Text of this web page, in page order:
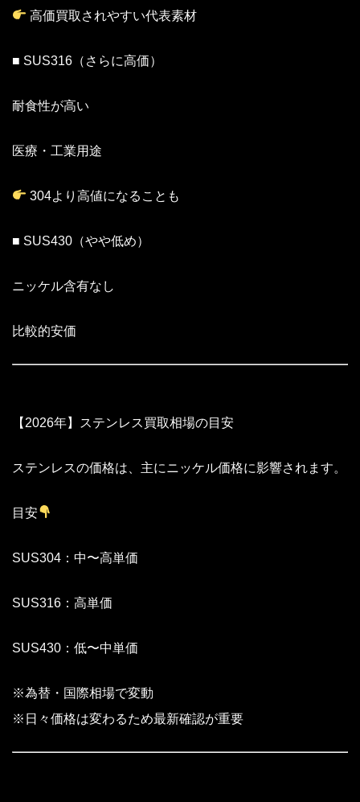
高価買取されやすい代表素材
■ SUS316（さらに高価）
耐食性が高い
医療・工業用途
304より高値になることも
■ SUS430（やや低め）
ニッケル含有なし
比較的安価
【2026年】ステンレス買取相場の目安
ステンレスの価格は、主にニッケル価格に影響されます。
目安
SUS304：中〜高単価
SUS316：高単価
SUS430：低〜中単価
※為替・国際相場で変動
※日々価格は変わるため最新確認が重要